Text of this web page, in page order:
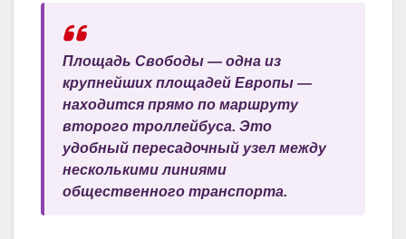
Площадь Свободы — одна из
крупнейших площадей Европы —
находится прямо по маршруту
второго троллейбуса. Это
удобный пересадочный узел между
несколькими линиями
общественного транспорта.